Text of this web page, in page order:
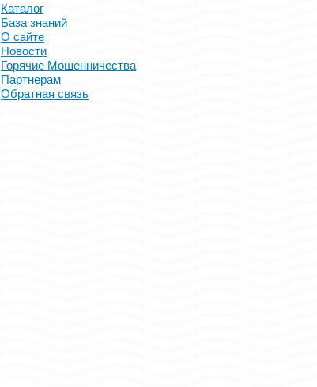
Каталог
База знаний
О сайте
Новости
Горячие Мошенничества
Партнерам
Обратная связь